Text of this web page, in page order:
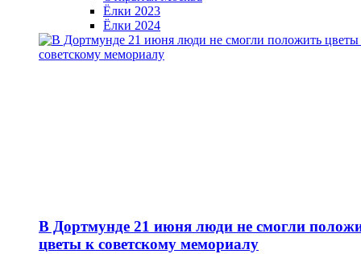
Ёлки 2023
Ёлки 2024
В Дортмунде 21 июня люди не смогли
цветы к советскому мемориалу